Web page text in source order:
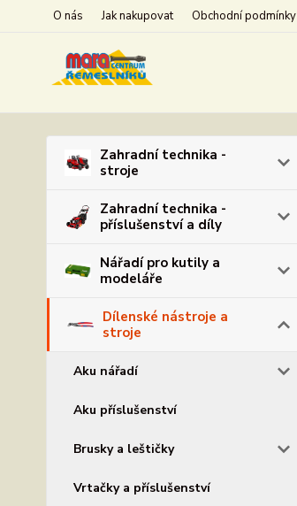
O nás Jak nakupovat Obchodní podmínky
Zahradní technika -
stroje
Zahradní technika -
příslušenství a díly
Nářadí pro kutily a
modeláře
Dílenské nástroje a
stroje
Aku nářadí
Aku příslušenství
Brusky a leštičky
Vrtačky a příslušenství